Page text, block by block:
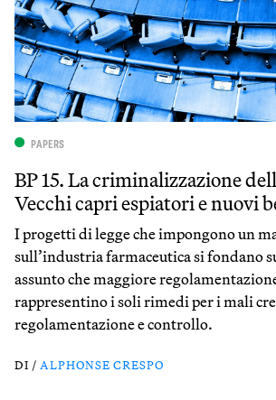
PAPERS
BP 15. La criminalizzazione
Vecchi capri espiatori e nuovi
I progetti di legge che impongono un
sull’industria farmaceutica si fondano
assunto che maggiore
rappresentino i soli rimedi per i mali
regolamentazione e controllo.
DI / ALPHONSE CRESPO